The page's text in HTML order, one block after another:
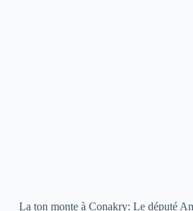
La ton monte à Conakry: Le député